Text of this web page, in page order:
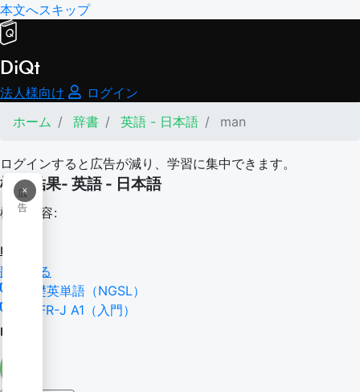
本文へスキップ
DiQt
法人様向け
ログイン
ホーム
辞書 英語 - 日本語 man
ログインすると広告が減り、学習に集中できます。
×
広
告
検索結果- 英語 - 日本語
検索内容:
man
翻訳する
基礎英単語（NGSL）
CEFR-J A1（入門）
man